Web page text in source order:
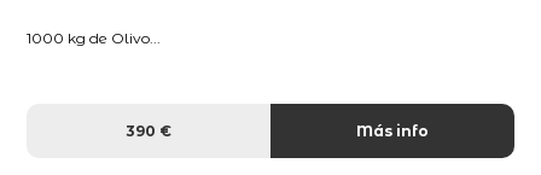
1000 kg de Olivo...
390 € Más info